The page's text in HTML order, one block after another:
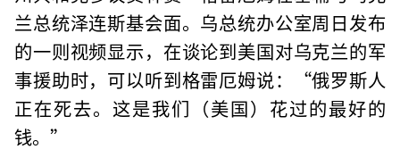
兰总统泽连斯基会面。乌总统办公室周日发布
的一则视频显示，在谈论到美国对乌克兰的军
事援助时，可以听到格雷厄姆说：“俄罗斯人
正在死去。这是我们（美国）花过的最好的
钱。”